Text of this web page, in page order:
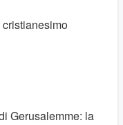
Gerusalemme: la